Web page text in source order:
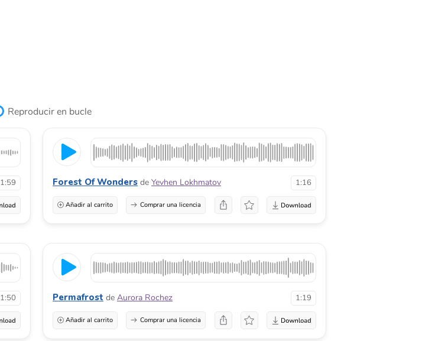
Reproducir en bucle
1:59 Forest Of Wonders de Yevhen Lokhmatov 1:16
Añadir al carrito Comprar una licencia
1:50 Permafrost de Aurora Rochez 1:19
Añadir al carrito Comprar una licencia